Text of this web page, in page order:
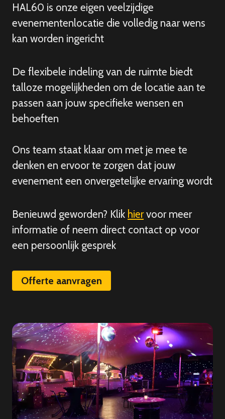
HAL60 is onze eigen veelzijdige
evenementenlocatie die volledig naar wens
kan worden ingericht
De flexibele indeling van de ruimte biedt
talloze mogelijkheden om de locatie aan te
passen aan jouw specifieke wensen en
behoeften
Ons team staat klaar om met je mee te
denken en ervoor te zorgen dat jouw
evenement een onvergetelijke ervaring wordt
Benieuwd geworden? Klik hiervoor meer
informatie of neem direct contact op voor
een persoonlijk gesprek
Offerte aanvragen